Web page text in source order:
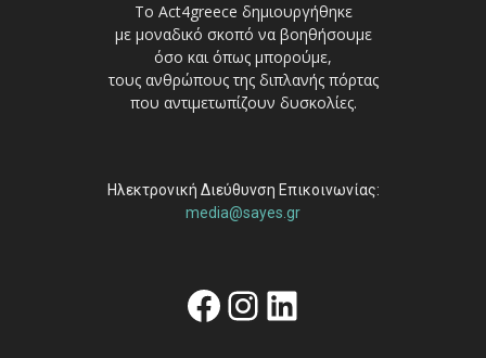
Το Act4greece δημιουργήθηκε
με μοναδικό σκοπό να βοηθήσουμε
όσο και όπως μπορούμε,
τους ανθρώπους της διπλανής πόρτας
που αντιμετωπίζουν δυσκολίες.
Ηλεκτρονική Διεύθυνση Επικοινωνίας:
media@sayes.gr
Facebook
Instagram
Linkedin